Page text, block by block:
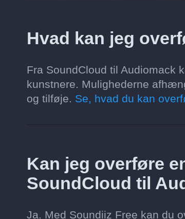
Hvad kan jeg
Fra SoundCloud til Audiomack
kunstnere. Mulighederne
og tilføje. Se, hvad du kan
Kan jeg overføre
SoundCloud til
Ja. Med Soundiiz Free kan du